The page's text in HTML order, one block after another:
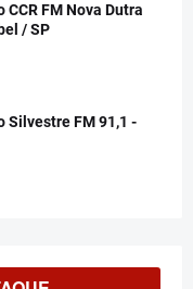
CCR FM Nova Dutra
/ SP
Silvestre FM 91,1 -